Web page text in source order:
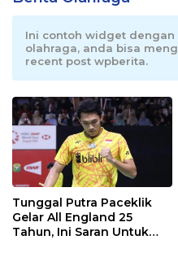
Ini contoh widget
olahraga, anda bisa
recent post wpberita.
Tunggal Putra Paceklik
Gelar All England 25
Tahun, Ini Saran Untuk